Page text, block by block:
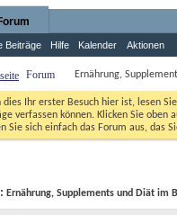
Beiträge Hilfe Kalender Aktionen
Forum Ernährung,
dies Ihr erster Besuch hier ist, lesen
verfassen können. Klicken Sie
Sie sich einfach das Forum aus, das
Ernährung, Supplements und Diät im